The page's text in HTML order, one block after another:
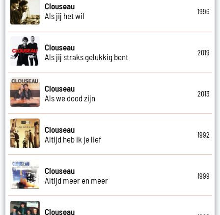
Clouseau
Als jij het wil
1996
Clouseau
Als jij straks gelukkig bent
2019
Clouseau
Als we dood zijn
2013
Clouseau
Altijd heb ik je lief
1992
Clouseau
Altijd meer en meer
1999
Clouseau